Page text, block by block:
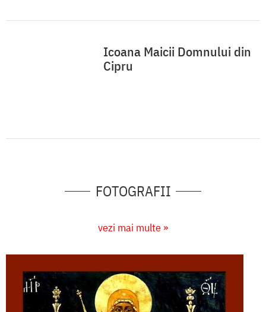
Icoana Maicii Domnului din
Cipru
FOTOGRAFII
vezi mai multe »